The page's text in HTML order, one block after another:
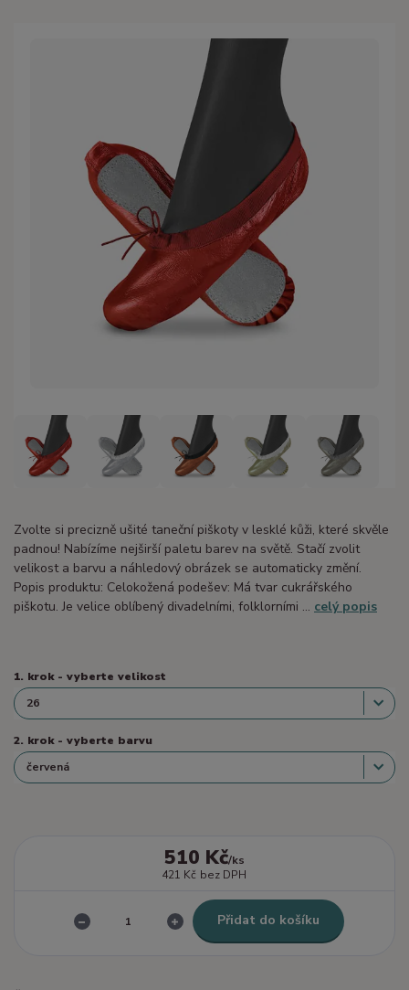
Zvolte si precizně ušité taneční piškoty v lesklé kůži, které skvěle
padnou! Nabízíme nejširší paletu barev na světě. Stačí zvolit
velikost a barvu a náhledový obrázek se automaticky změní.
Popis produktu: Celokožená podešev: Má tvar cukrářského
piškotu. Je velice oblíbený divadelními, folklorními ... celý popis
1. krok - vyberte velikost
2. krok - vyberte barvu
510 Kč/ks
421 Kč bez DPH
Přidat do košíku